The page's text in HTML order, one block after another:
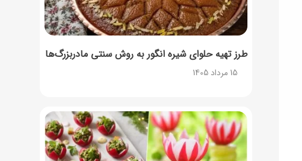
طرز تهیه حلوای شیره انگور به روش سنتی مادربزرگ‌ها
15 مرداد 1405